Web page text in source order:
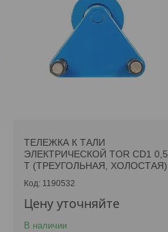
ТЕЛЕЖКА К ТАЛИ
ЭЛЕКТРИЧЕСКОЙ TOR CD1 0,5
Т (ТРЕУГОЛЬНАЯ, ХОЛОСТАЯ)
1190532
Цену уточняйте
В наличии